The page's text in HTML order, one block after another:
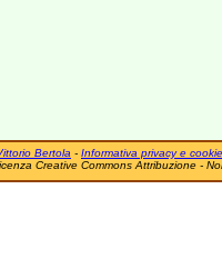
Bertola - Informativa privacy e cookie
Creative Commons Attribuzione -